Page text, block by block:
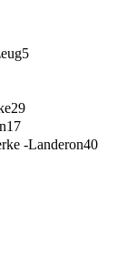
5
29
17
-Landeron40